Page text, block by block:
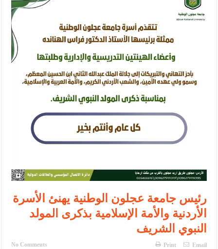
النواب يقر مشروع تعديل قانون الملكية العقارية
القاضي يلتقي رؤساء تحرير الصحف اليومية ويؤكد حرص مجلس النواب
على شراكة فاعلة مع الإعلام
الملك يلتقي مجموعة من رفاق السلاح
الملك يتلقى اتصالا هاتفيا من العاهل البحريني
رئيس جامعة عجلون الوطنية يهنئ الأسرة
الأردنية والأمة الإسلامية بذكرى المولد
النبوي الشريف
No Comments Print Email